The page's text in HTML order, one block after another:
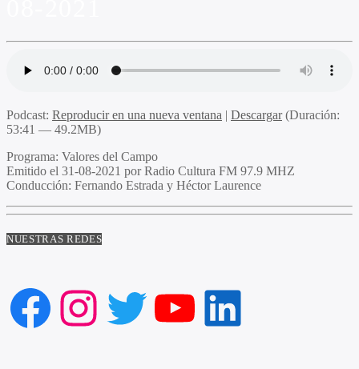
Podcast: Reproducir en una nueva ventana | Descargar(Duración:
53:41 — 49.2MB)
Programa: Valores del Campo
Emitido el 31-08-2021 por Radio Cultura FM 97.9 MHZ
Conducción: Fernando Estrada y Héctor Laurence
NUESTRAS REDES
Facebook
Instagram
Twitter
YouTube
LinkedIn